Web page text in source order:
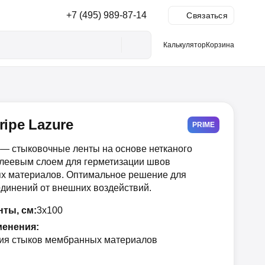
+7 (495) 989-87-14 Связаться
КалькуляторКорзина
Lazure PRIME
стыковочные ленты на основе нетканого
слоем для герметизации швов
материалов. Оптимальное решение для
от внешних воздействий.
см:3х100
стыков мембранных материалов